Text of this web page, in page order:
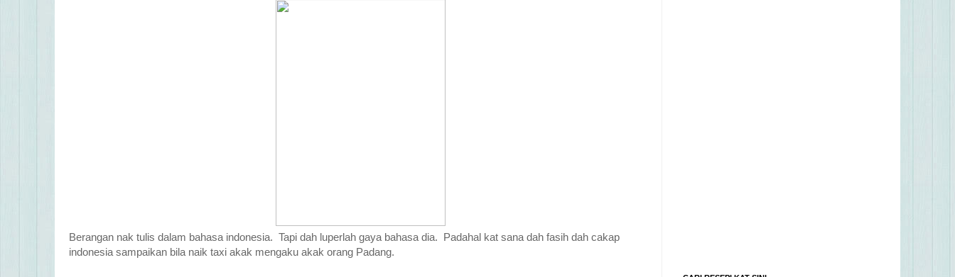
Berangan nak tulis dalam bahasa indonesia. Tapi dah luperlah gaya bahasa dia. Padahal kat sana dah fasih dah cakap
indonesia sampaikan bila naik taxi akak mengaku akak orang Padang.